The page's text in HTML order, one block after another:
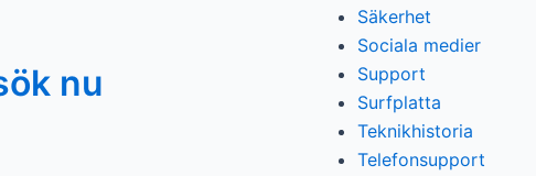
nu
Säkerhet
Sociala medier
Support
Surfplatta
Teknikhistoria
Telefonsupport